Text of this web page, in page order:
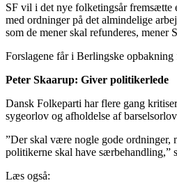
SF vil i det nye folketingsår fremsætte
med ordninger på det almindelige
som de mener skal refunderes, mener
Forslagene får i Berlingske
Peter Skaarup: Giver politikerlede
Dansk Folkeparti har flere gang
sygeorlov og afholdelse af
”Der skal være nogle gode ordninger,
politikerne skal have særbehandling,”
Læs også: